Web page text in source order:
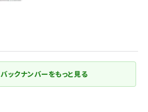
バックナンバーをもっと見る